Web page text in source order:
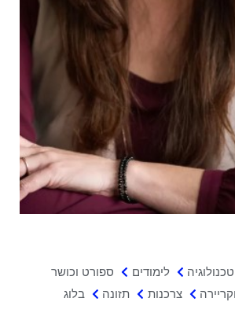
לימודים
ספורט וכושר
צרכנות תזונה בלוג